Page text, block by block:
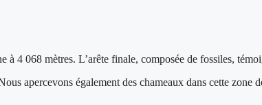
4 068 mètres. L’arête finale, composée de fossiles,
apercevons également des chameaux dans cette zone